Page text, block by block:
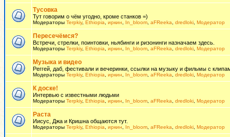
Тусовка
Тут говорим о чём угодно, кроме станков =)
Модераторы Terpkiy, Ethiopia иркин In_bloom aFReeka dredloki Модератор
Пересечёмся?
Встречи, стрелки, поинтовки, ньябинги и ризонинги назначаем здесь.
Модераторы Terpkiy, Ethiopia иркин In_bloom aFReeka dredloki Модератор
Музыка и видео
Реггей, даб, фестивали и вечеринки, ссылки на музыку и фильмы с
Модераторы Terpkiy, Ethiopia иркин In_bloom aFReeka dredloki Модератор
К доске!
Интервью с известными людьми
Модераторы Terpkiy, Ethiopia иркин In_bloom aFReeka dredloki Модератор
Раста
Иисус, Джа и Кришна общаются тут.
Модераторы Terpkiy, Ethiopia иркин In_bloom aFReeka dredloki Модератор